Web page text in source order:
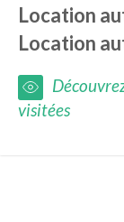
Location
Location
visitées